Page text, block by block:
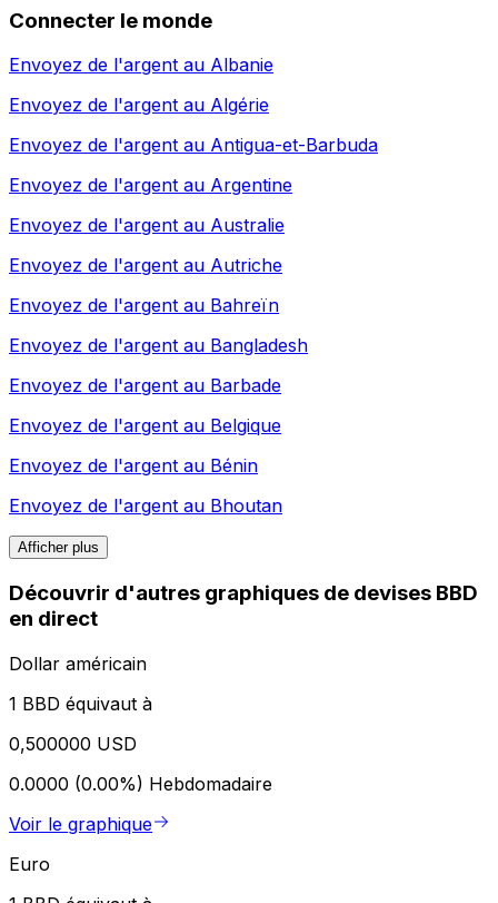
Connecter le monde
Envoyez de l'argent au Albanie
Envoyez de l'argent au Algérie
Envoyez de l'argent au Antigua-et-Barbuda
Envoyez de l'argent au Argentine
Envoyez de l'argent au Australie
Envoyez de l'argent au Autriche
Envoyez de l'argent au Bahreïn
Envoyez de l'argent au Bangladesh
Envoyez de l'argent au Barbade
Envoyez de l'argent au Belgique
Envoyez de l'argent au Bénin
Envoyez de l'argent au Bhoutan
Afficher plus
Découvrir d'autres graphiques de devises BBD
en direct
Dollar américain
1 BBD équivaut à
0,500000 USD
0.0000 (0.00%) Hebdomadaire
Voir le graphique
Euro